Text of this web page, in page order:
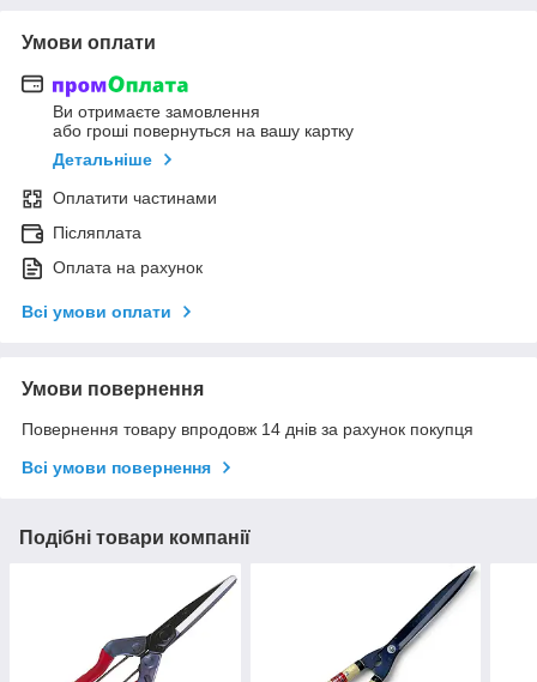
Умови оплати
Ви отримаєте замовлення
або гроші повернуться на вашу картку
Детальніше
Оплатити частинами
Післяплата
Оплата на рахунок
Всі умови оплати
Умови повернення
Повернення товару впродовж 14 днів за рахунок покупця
Всі умови повернення
Подібні товари компанії